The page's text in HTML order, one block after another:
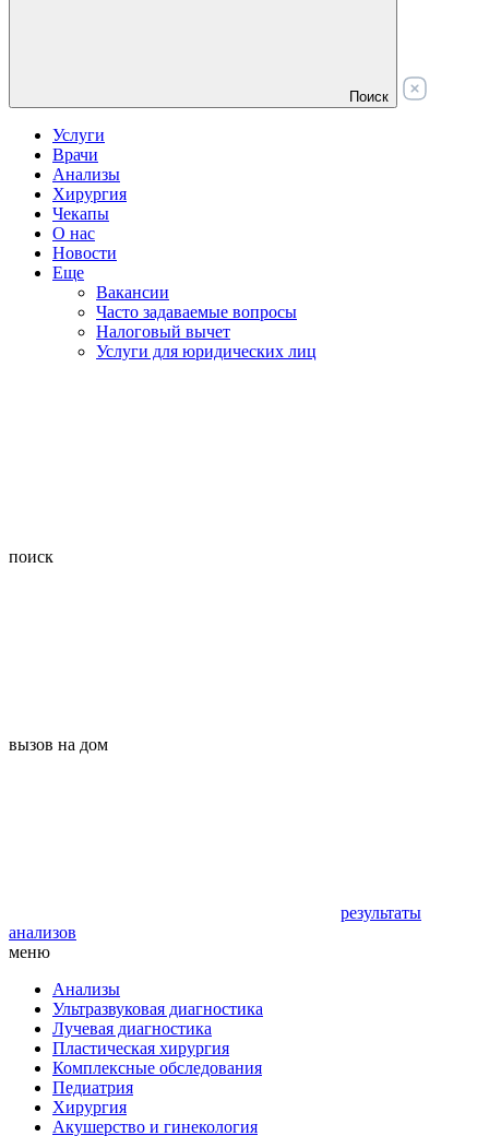
Поиск
Услуги
Врачи
Анализы
Хирургия
Чекапы
О нас
Новости
Еще
Вакансии
Часто задаваемые вопросы
Налоговый вычет
Услуги для юридических лиц
поиск
вызов на дом
результаты
анализов
меню
Анализы
Ультразвуковая диагностика
Лучевая диагностика
Пластическая хирургия
Комплексные обследования
Педиатрия
Хирургия
Акушерство и гинекология